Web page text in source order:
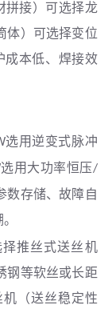
拼接）可选择龙
体）可选择变位
成本低、焊接效
选用逆变式脉冲
选用大功率恒压/
数存储、故障自
推丝式送丝机
钢等软丝或长距
（送丝稳定性